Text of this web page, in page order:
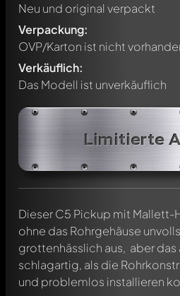
Neu und original verpackt
Verpackung:
OVP/Karton ist nicht
Verkäuflich:
Das Modell ist unverkäuflich
Limitierte
Dieser C5 Pickup mit Mallett-
ohne das Rohrgehäuse
grottenhässlich aus, aber das
schlagartig, als die
und problemlos installieren
Schreibe jetzt einen ersten
Jeder Kommentar kann von